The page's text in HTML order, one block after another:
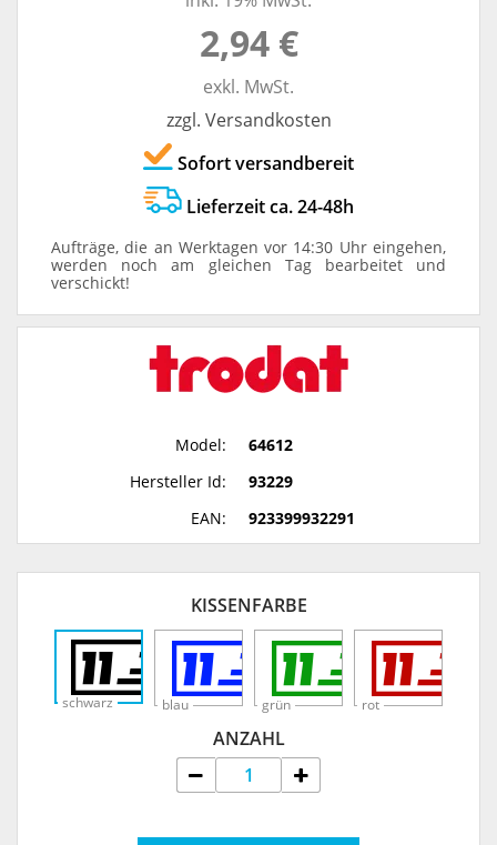
2,94 €
exkl. MwSt.
zzgl. Versandkosten
Sofort versandbereit
Lieferzeit ca. 24-48h
Aufträge, die an Werktagen vor 14:30 Uhr eingehen,
werden noch am gleichen Tag bearbeitet und
verschickt!
Model:
64612
Hersteller Id:
93229
EAN:
923399932291
KISSENFARBE
schwarz blau grün rot
ANZAHL